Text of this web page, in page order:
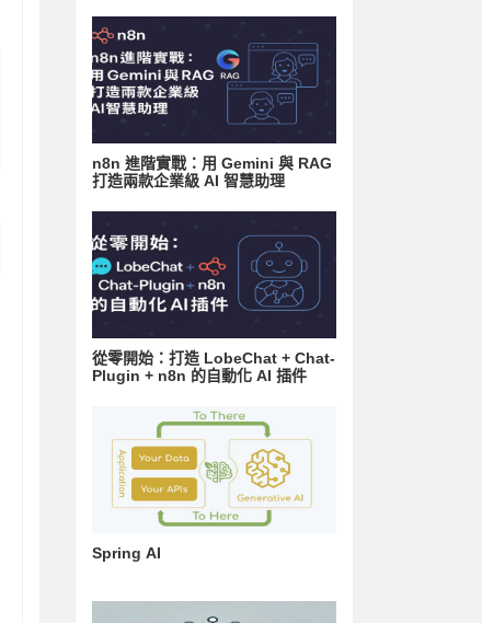
n8n 進階實戰：用 Gemini 與 RAG
打造兩款企業級 AI 智慧助理
從零開始：打造 LobeChat + Chat-
Plugin + n8n 的自動化 AI 插件
Spring AI